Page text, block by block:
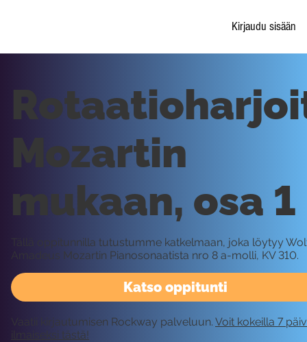
Kirjaudu sisään
Katso oppitunti
Mozartin
mukaan, osa 1
Tällä oppitunnilla tutustumme katkelmaan, joka löytyy
Amadeus Mozartin Pianosonaatista nro 8 a-molli, KV 310.
Vaatii kirjautumisen Rockway palveluun. Voit kokeilla 7
ilmaiseksi tästä!